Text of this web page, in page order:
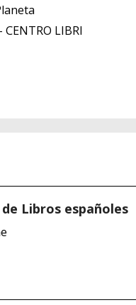
LIBRI
Libros españoles